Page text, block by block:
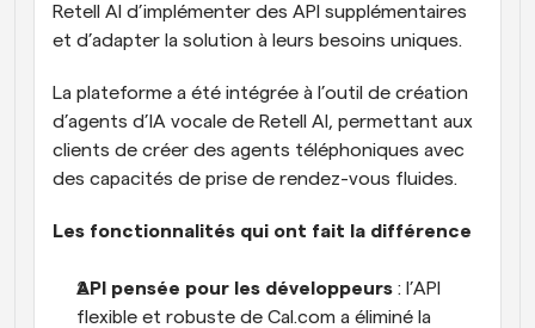
Retell AI d’implémenter des API supplémentaires
et d’adapter la solution à leurs besoins uniques.
La plateforme a été intégrée à l’outil de création
d’agents d’IA vocale de Retell AI, permettant aux
clients de créer des agents téléphoniques avec
des capacités de prise de rendez-vous fluides.
Les fonctionnalités qui ont fait la différence
API pensée pour les développeurs : l’API
flexible et robuste de Cal.com a éliminé la